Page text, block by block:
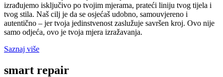
izrađujemo isključivo po tvojim mjerama, prateći liniju tvog tijela i
tvog stila. Naš cilj je da se osjećaš udobno, samouvjereno i
autentično – jer tvoja jedinstvenost zaslužuje savršen kroj. Ovo nije
samo odjeća, ovo je tvoja mjera izražavanja.
Saznaj više
smart repair